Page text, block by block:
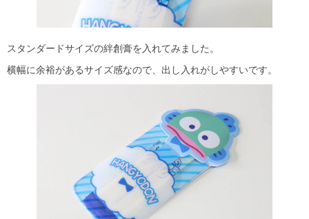
スタンダードサイズの絆創膏を入れてみました。
横幅に余裕があるサイズ感なので、出し入れがしやすいです。